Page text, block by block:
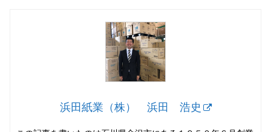
浜田紙業（株） 浜田 浩史